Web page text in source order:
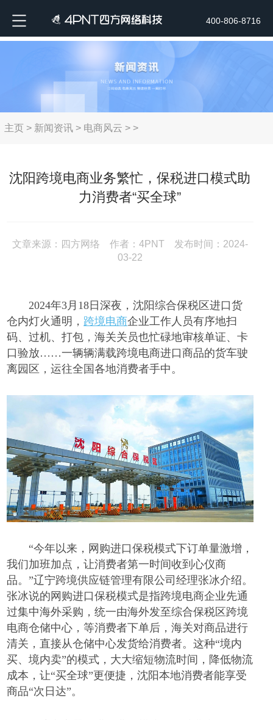
400-806-8716
主页> 新闻资讯> 电商风云 > >
沈阳跨境电商业务繁忙，保税进口模式助
力消费者“买全球”
文章来源：四方网络 作者：4PNT 发布时间：2024-
03-22
2024年3月18日深夜，沈阳综合保税区进口货
仓内灯火通明， 跨境电商企业工作人员有序地扫
码、过机、打包，海关关员也忙碌地审核单证、卡
口验放……一辆辆满载跨境电商进口商品的货车驶
离园区，运往全国各地消费者手中。
“今年以来，网购进口保税模式下订单量激增，
我们加班加点，让消费者第一时间收到心仪商
品。”辽宁跨境供应链管理有限公司经理张冰介绍。
张冰说的网购进口保税模式是指跨境电商企业先通
过集中海外采购，统一由海外发至综合保税区跨境
电商仓储中心，等消费者下单后，海关对商品进行
清关，直接从仓储中心发货给消费者。这种“境内
买、境内卖”的模式，大大缩短物流时间，降低物流
成本，让“买全球”更便捷，沈阳本地消费者能享受
商品“次日达”。